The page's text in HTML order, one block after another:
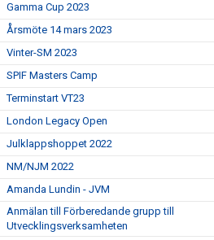
Gamma Cup 2023
Årsmöte 14 mars 2023
Vinter-SM 2023
SPIF Masters Camp
Terminstart VT23
London Legacy Open
Julklappshoppet 2022
NM/NJM 2022
Amanda Lundin - JVM
Anmälan till Förberedande grupp till
Utvecklingsverksamheten